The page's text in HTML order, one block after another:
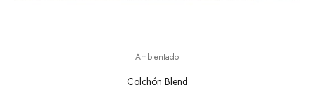
Ambientado
Colchón Blend